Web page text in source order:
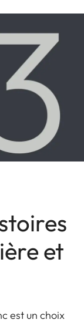
et
est un choix